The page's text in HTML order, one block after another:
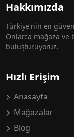
Hakkımızda
Türkiye'nin en
Onlarca mağaza ve
buluşturuyoruz.
Hızlı Erişim
Anasayfa
Mağazalar
Blog